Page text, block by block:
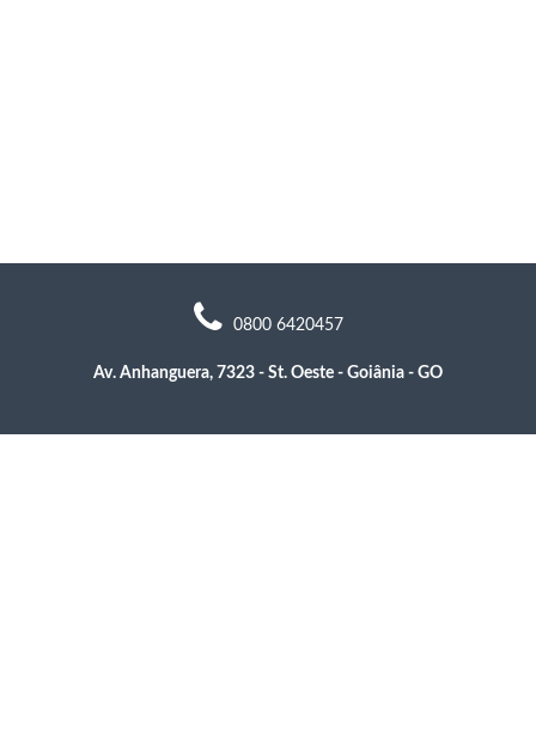
0800 6420457
Av. Anhanguera, 7323 - St. Oeste - Goiânia - GO